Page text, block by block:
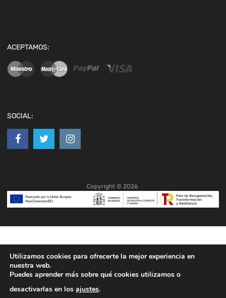
ACEPTAMOS:
SOCIAL:
Copyright © 2026
Utilizamos cookies para ofrecerte la mejor experiencia en
nuestra web.
Puedes aprender más sobre qué cookies utilizamos o
desactivarlas en los ajustes.